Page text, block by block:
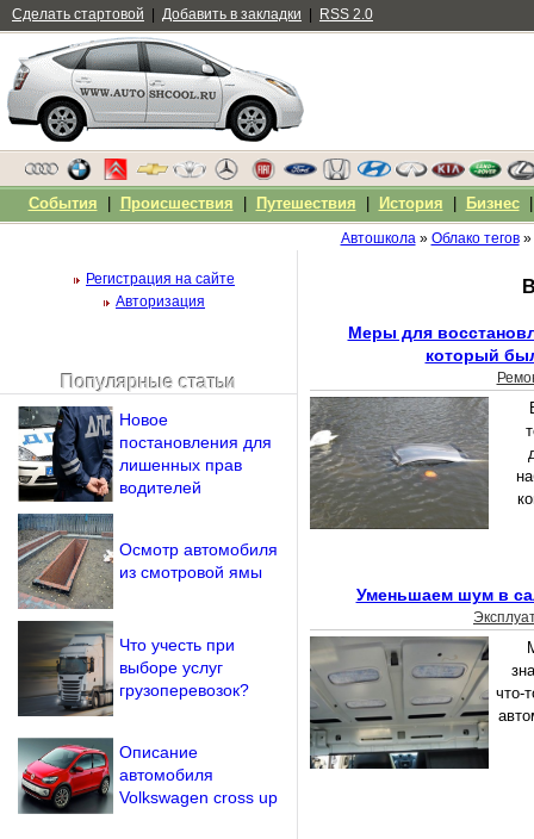
Автошкола» Облако тегов»
Меры для
который
Уменьшаем шум в
что-
Регистрация на сайте
Авторизация
Напомнить пароль?
Популярные статьи
Новое
постановления для
лишенных прав
водителей
Осмотр автомобиля
из смотровой ямы
Что учесть при
выборе услуг
грузоперевозок?
Описание
автомобиля
Volkswagen cross up
Сделать стартовой Добавить в закладки RSS 2.0
События Происшествия Путешествия История Бизнес